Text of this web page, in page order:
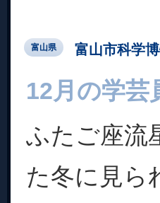
富山県 富山市科学
12月の学芸
ふたご座流
た冬に見